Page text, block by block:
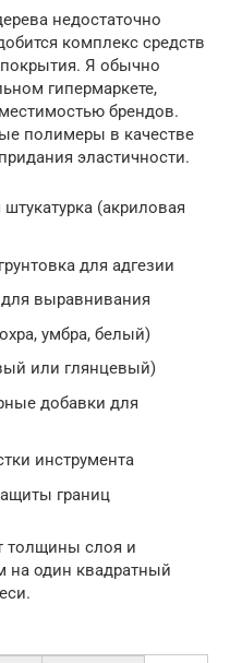
недостаточно
комплекс средств
Я обычно
гипермаркете,
брендов.
полимеры в качестве
эластичности.
(акриловая
для адгезии
выравнивания
умбра, белый)
или глянцевый)
добавки для
инструмента
границ
толщины слоя и
на один квадратный